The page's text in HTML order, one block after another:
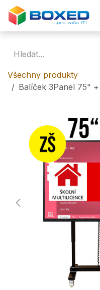
Přejít na obsah
Všechny produkty
Balíček 3Panel 75"